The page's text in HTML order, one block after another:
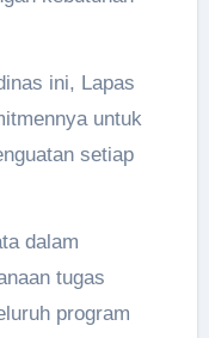
ini, Lapas
untuk
setiap
dalam
tugas
program